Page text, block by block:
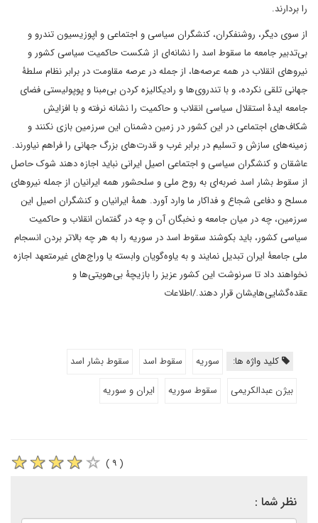
را بردارند.
از سوی دیگر، روشنفکران، کنشگران سیاسی و اجتماعی و اپوزیسیون تندرو و
بی‌تدبیر جامعه ما سقوط اسد را نشانه‌ای از شکست حاکمیت سیاسی کشور و
نیروهای انقلاب در همه عرصه‌ها، از جمله در عرصه مقاومت در برابر نظام سلطۀ
جهانی تلقی نکرده، و با تندروی‌ها و رادیکالیزه کردن بی‌مبنا و پوپولیستی فضای
جامعه ایدۀ استقلال سیاسی انقلاب و حاکمیت را نشانه نرفته و با افزایش
شکاف‌های اجتماعی در این کشور در زمین دشمنان این سرزمین بازی نکنند و
زمینه‌های سازش و تسلیم در برابر غرب و قدرت‌های بزرگ جهانی را فراهم نیاورند.
عاشقان و کنشگران سیاسی و اجتماعی اصیل ایرانی نباید اجازه دهند شوک حاصل
از سقوط بشار اسد ضربه‌ای به روح ملی و سلحشور همه ایرانیان از جمله نیروهای
مسلح و دفاعی شجاع و فداکار ما وارد آورد. همۀ ایرانیان و کنشگران اصیل این
سرزمین، چه در میان جامعه و نخبگان آن و چه در گفتمان انقلاب و حاکمیت
سیاسی کشور، باید بکوشند سقوط اسد در سوریه را به هر چه بالاتر بردن انسجام
ملی جامعۀ ایران تبدیل نمایند و به یاوه‌گویان وابسته یا وراج‌های غیرمتعهد اجازه
نخواهند داد تا سرنوشت این کشور عزیز را بازیچۀ بی‌هویتی‌ها و
عقده‌گشایی‌هایشان قرار دهند./اطلاعات
کلید واژه ها: سوریه سقوط اسد
سقوط بشار اسد
بیژن عبدالکریمی
سقوط سوریه ایران و سوریه
( ۹ )
نظر شما :